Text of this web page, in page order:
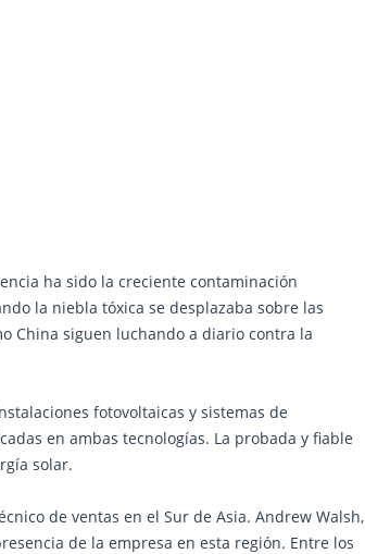
ha sido la creciente contaminación
la niebla tóxica se desplazaba sobre las
China siguen luchando a diario contra la
fotovoltaicas y sistemas de
en ambas tecnologías. La probada y fiable
solar.
de ventas en el Sur de Asia. Andrew Walsh,
de la empresa en esta región. Entre los